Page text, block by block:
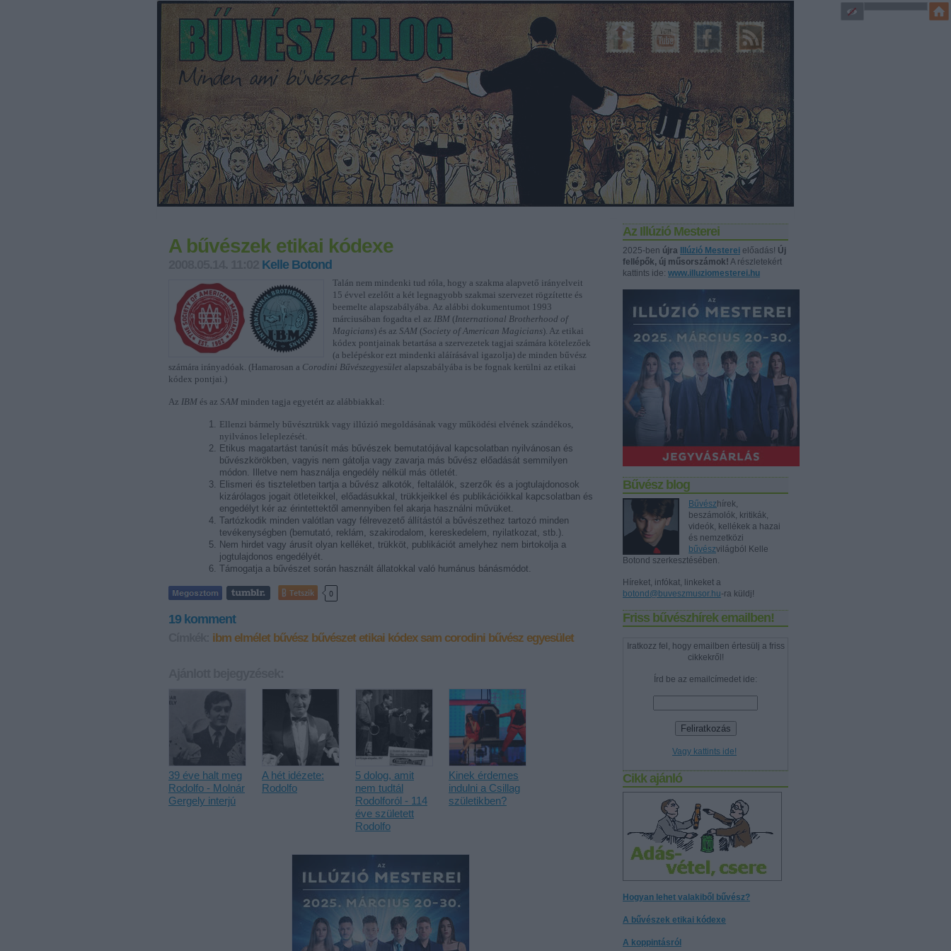
Az Illúzió Mesterei
2025-ben újra Illúzió Mesterei előadás! Új
fellépők, új műsorszámok! A részletekért
kattints ide: www.illuziomesterei.hu
Bűvész blog
Bűvész hírek,
beszámolók, kritikák,
videók, kellékek a hazai
és nemzetközi
bűvészvilágból Kelle
Botond szerkesztésében.
Híreket, infókat, linkeket a
botond@buveszmusor.hu-ra küldj!
Friss bűvészhírek emailben!
Iratkozz fel, hogy emailben értesülj a friss
cikkekről!
Írd be az emailcímedet ide:
Vagy kattints ide!
Cikk ajánló
Hogyan lehet valakiből bűvész?
A bűvészek etikai kódexe
A koppintásról
A bűvészek etikai kódexe
Kelle Botond
Talán nem mindenki tud róla, hogy a szakma alapvető irányelveit
15 évvel ezelőtt a két legnagyobb szakmai szervezet rögzítette és
beemelte alapszabályába. Az alábbi dokumentumot 1993
márciusában fogadta el az IBM (International Brotherhood of
Magicians) és az SAM (Society of American Magicians). Az etikai
kódex pontjainak betartása a szervezetek tagjai számára kötelezőek
(a belépéskor ezt mindenki aláírásával igazolja) de minden bűvész
számára irányadóak. (Hamarosan a Corodini Bűvészegyesület alapszabályába is be fognak kerülni az etikai
kódex pontjai.)
Az IBM és az SAM minden tagja egyetért az alábbiakkal:
Ellenzi bármely bűvésztrükk vagy illúzió megoldásának vagy működési elvének szándékos,
nyilvános leleplezését.
Etikus magatartást tanúsít más bűvészek bemutatójával kapcsolatban nyilvánosan és
bűvészkörökben, vagyis nem gátolja vagy zavarja más bűvész előadását semmilyen
módon. Illetve nem használja engedély nélkül más ötletét.
Elismeri és tiszteletben tartja a bűvész alkotók, feltalálók, szerzők és a jogtulajdonosok
kizárólagos jogait ötleteikkel, előadásukkal, trükkjeikkel és publikációikkal kapcsolatban és
engedélyt kér az érintettektől amennyiben fel akarja használni művüket.
Tartózkodik minden valótlan vagy félrevezető állítástól a bűvészethez tartozó minden
tevékenységben (bemutató, reklám, szakirodalom, kereskedelem, nyilatkozat, stb.).
Nem hirdet vagy árusít olyan kelléket, trükköt, publikációt amelyhez nem birtokolja a
jogtulajdonos engedélyét.
Támogatja a bűvészet során használt állatokkal való humánus bánásmódot.
Tetszik 0
19 komment
ibm elmélet bűvész bűvészet etikai kódex sam corodini bűvész egyesület
39 éve halt meg
Rodolfo - Molnár
Gergely interjú
A hét idézete:
Rodolfo
5 dolog, amit
nem tudtál
Rodolforól - 114
éve született
Rodolfo
Kinek érdemes
indulni a Csillag
születikben?